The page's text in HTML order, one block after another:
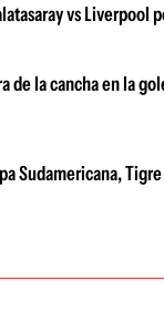
vs Liverpool
la cancha en la
Sudamericana,